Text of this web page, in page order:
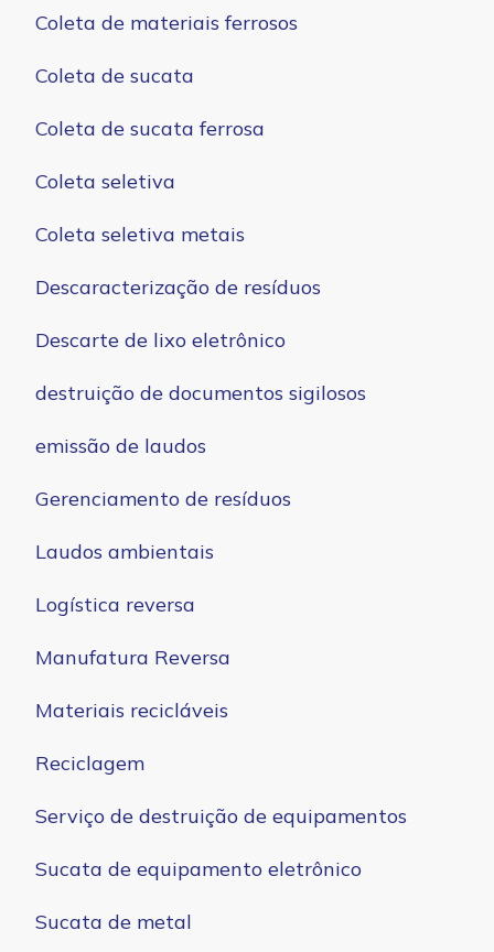
Coleta de materiais ferrosos
Coleta de sucata
Coleta de sucata ferrosa
Coleta seletiva
Coleta seletiva metais
Descaracterização de resíduos
Descarte de lixo eletrônico
destruição de documentos sigilosos
emissão de laudos
Gerenciamento de resíduos
Laudos ambientais
Logística reversa
Manufatura Reversa
Materiais recicláveis
Reciclagem
Serviço de destruição de equipamentos
Sucata de equipamento eletrônico
Sucata de metal